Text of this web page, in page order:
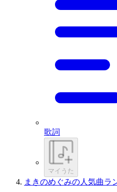
歌詞
マイうた
まきのめぐみの人気曲ラ